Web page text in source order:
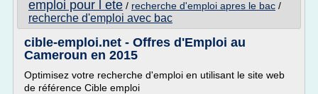
emploi pour l ete / recherche d'emploi apres le bac /
recherche d'emploi avec bac
cible-emploi.net - Offres d'Emploi au
Cameroun en 2015
Optimisez votre recherche d'emploi en utilisant le site web
de référence Cible emploi